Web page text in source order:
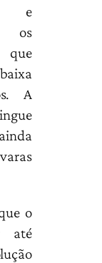
e
os
que
A
o
até